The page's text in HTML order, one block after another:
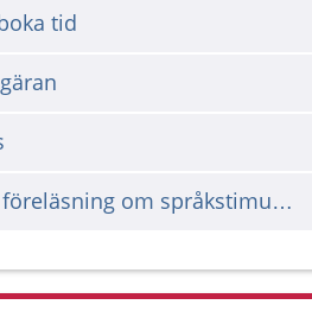
tid
Anmälan till föreläsning om språkstimulans